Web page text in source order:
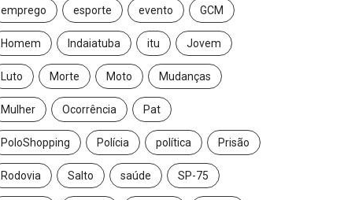
emprego esporte evento GCM
Homem Indaiatuba itu Jovem
Luto Morte Moto Mudanças
Mulher Ocorrência Pat
PoloShopping Polícia política Prisão
Rodovia Salto saúde SP-75